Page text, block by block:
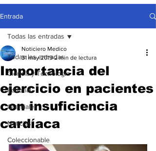
Entrada
Todas las entradas
Ciencia y Tecnología
Editorial
Gremiales
Noticias
Coleccionable
Todas las entradas
Importancia del
ejercicio en pacientes
con insuficiencia
cardíaca
Noticiero Medico
31 may 2019 2 min de lectura